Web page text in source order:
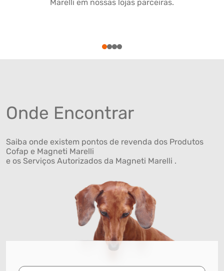
Marelli em nossas lojas parceiras.
1234
Onde Encontrar
Saiba onde existem pontos de revenda dos Produtos
Cofap e Magneti Marelli
e os Serviços Autorizados da Magneti Marelli .